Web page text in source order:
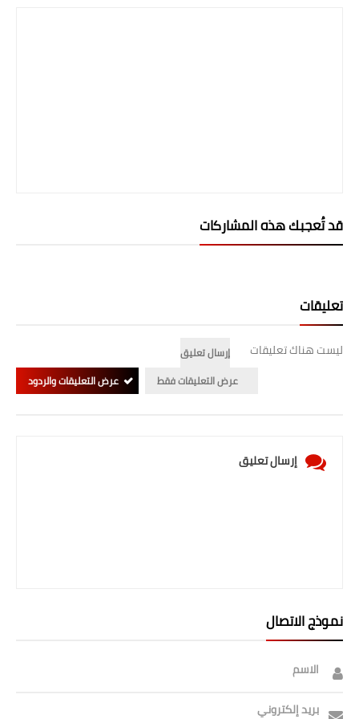
صحة وطب
فن ومشاهير
قد تُعجبك هذه المشاركات
تعليقات
ليست هناك تعليقات
إرسال تعليق
عرض التعليقات فقط
عرض التعليقات والردود
إرسال تعليق
نموذج الاتصال
الاسم
بريد إلكتروني